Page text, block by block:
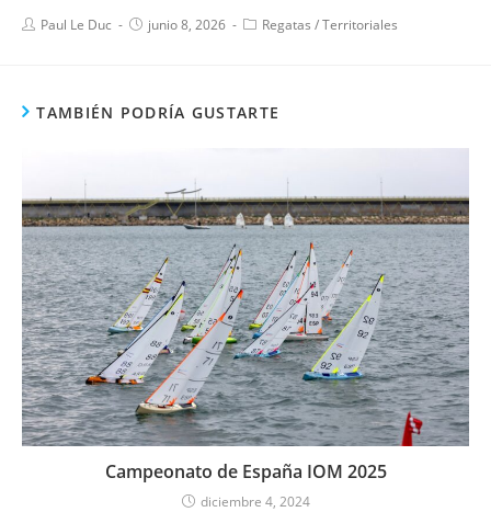
Paul Le Duc junio 8, 2026 Regatas /Territoriales
TAMBIÉN PODRÍA GUSTARTE
Campeonato de España IOM 2025
diciembre 4, 2024